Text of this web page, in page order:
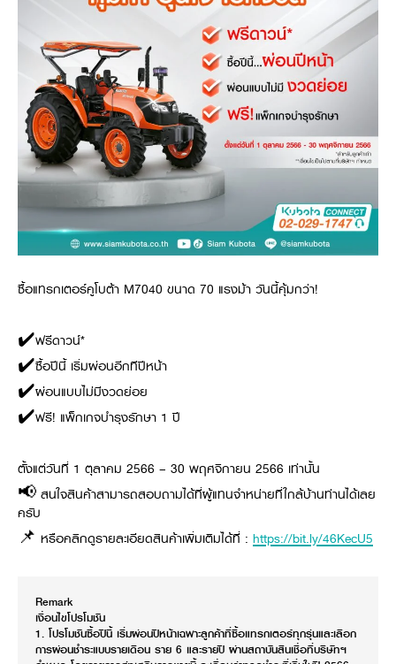
ซื้อแทรกเตอร์คูโบต้า M7040 ขนาด 70 แรงม้า วันนี้คุ้มกว่า!
✔️ฟรีดาวน์*
✔️ซื้อปีนี้ เริ่มผ่อนอีกทีปีหน้า
✔️ผ่อนแบบไม่มีงวดย่อย
✔️ฟรี! แพ็กเกจบำรุงรักษา 1 ปี
ตั้งแต่วันที่ 1 ตุลาคม 2566 – 30 พฤศจิกายน 2566 เท่านั้น
📢 สนใจสินค้าสามารถสอบถามได้ที่ผู้แทนจำหน่ายที่ใกล้บ้านท่านได้เลย
ครับ
📌 หรือคลิกดูรายละเอียดสินค้าเพิ่มเติมได้ที่ : https://bit.ly/46KecU5
Remark
เงื่อนไขโปรโมชัน
1. โปรโมชันซื้อปีนี้ เริ่มผ่อนปีหน้าเฉพาะลูกค้าที่ซื้อแทรกเตอร์ทุกรุ่นและเลือก
การผ่อนชำระแบบรายเดือน ราย 6 และรายปี ผ่านสถาบันสินเชื่อที่บริษัทฯ